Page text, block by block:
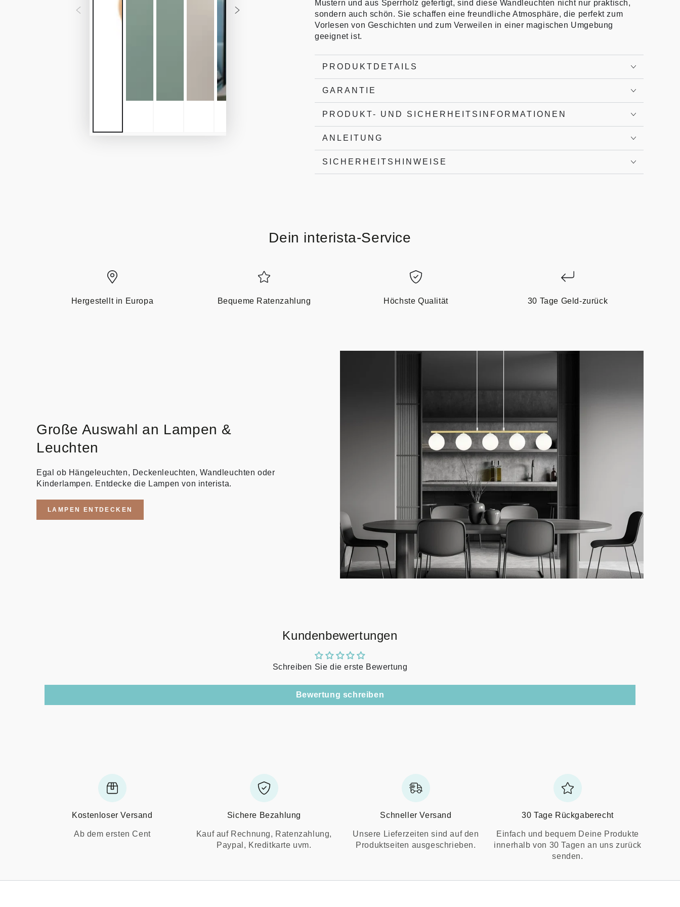
Mustern und aus Sperrholz gefertigt, sind diese Wandleuchten nicht nur praktisch,
sondern auch schön. Sie schaffen eine freundliche Atmosphäre, die perfekt zum
Vorlesen von Geschichten und zum Verweilen in einer magischen Umgebung
geeignet ist.
PRODUKTDETAILS
GARANTIE
PRODUKT- UND SICHERHEITSINFORMATIONEN
ANLEITUNG
SICHERHEITSHINWEISE
Dein interista-Service
Hergestellt in Europa Bequeme Ratenzahlung Höchste Qualität 30 Tage Geld-zurück
Große Auswahl an Lampen &
Leuchten
Egal ob Hängeleuchten, Deckenleuchten, Wandleuchten oder
Kinderlampen. Entdecke die Lampen von interista.
LAMPEN ENTDECKEN
Kundenbewertungen
Schreiben Sie die erste Bewertung
Bewertung schreiben
Kostenloser Versand
Ab dem ersten Cent
Sichere Bezahlung
Kauf auf Rechnung, Ratenzahlung,
Paypal, Kreditkarte uvm.
Schneller Versand
Unsere Lieferzeiten sind auf den
Produktseiten ausgeschrieben.
30 Tage Rückgaberecht
Einfach und bequem Deine Produkte
innerhalb von 30 Tagen an uns zurück
senden.